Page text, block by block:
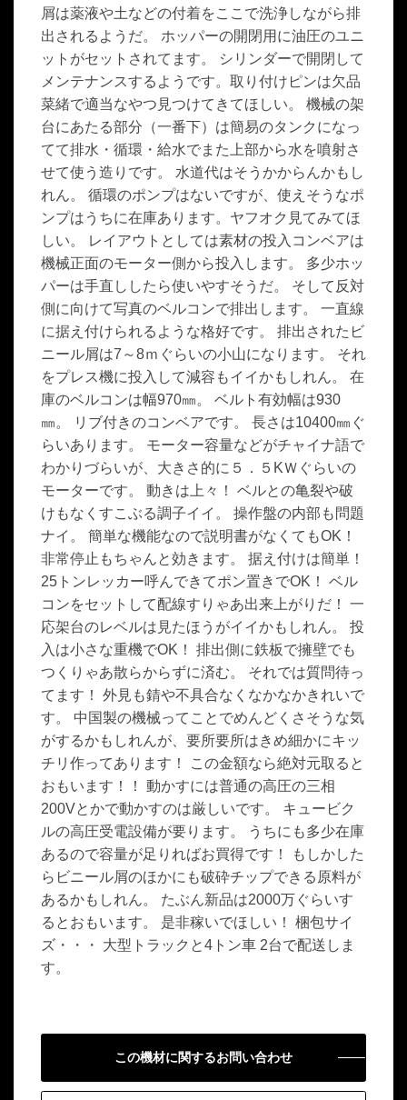
屑は薬液や土などの付着をここで洗浄しながら排
出されるようだ。 ホッパーの開閉用に油圧のユニ
ットがセットされてます。 シリンダーで開閉して
メンテナンスするようです。取り付けピンは欠品
菜緒で適当なやつ見つけてきてほしい。 機械の架
台にあたる部分（一番下）は簡易のタンクになっ
てて排水・循環・給水でまた上部から水を噴射さ
せて使う造りです。 水道代はそうかからんかもし
れん。 循環のポンプはないですが、使えそうなポ
ンプはうちに在庫あります。ヤフオク見てみてほ
しい。 レイアウトとしては素材の投入コンベアは
機械正面のモーター側から投入します。 多少ホッ
パーは手直ししたら使いやすそうだ。 そして反対
側に向けて写真のベルコンで排出します。 一直線
に据え付けられるような格好です。 排出されたビ
ニール屑は7～8ｍぐらいの小山になります。 それ
をプレス機に投入して減容もイイかもしれん。 在
庫のベルコンは幅970㎜。 ベルト有効幅は930
㎜。 リブ付きのコンベアです。 長さは10400㎜ぐ
らいあります。 モーター容量などがチャイナ語で
わかりづらいが、大きさ的に５．５KＷぐらいの
モーターです。 動きは上々！ ベルとの亀裂や破
けもなくすこぶる調子イイ。 操作盤の内部も問題
ナイ。 簡単な機能なので説明書がなくてもOK！
非常停止もちゃんと効きます。 据え付けは簡単！
25トンレッカー呼んできてポン置きでOK！ ベル
コンをセットして配線すりゃあ出来上がりだ！ 一
応架台のレベルは見たほうがイイかもしれん。 投
入は小さな重機でOK！ 排出側に鉄板で擁壁でも
つくりゃあ散らからずに済む。 それでは質問待っ
てます！ 外見も錆や不具合なくなかなかきれいで
す。 中国製の機械ってことでめんどくさそうな気
がするかもしれんが、要所要所はきめ細かにキッ
チリ作ってあります！ この金額なら絶対元取ると
おもいます！！ 動かすには普通の高圧の三相
200Vとかで動かすのは厳しいです。 キュービク
ルの高圧受電設備が要ります。 うちにも多少在庫
あるので容量が足りればお買得です！ もしかした
らビニール屑のほかにも破砕チップできる原料が
あるかもしれん。 たぶん新品は2000万ぐらいす
るとおもいます。 是非稼いでほしい！ 梱包サイ
ズ・・・ 大型トラックと4トン車 2台で配送しま
す。
この機材に関するお問い合わせ